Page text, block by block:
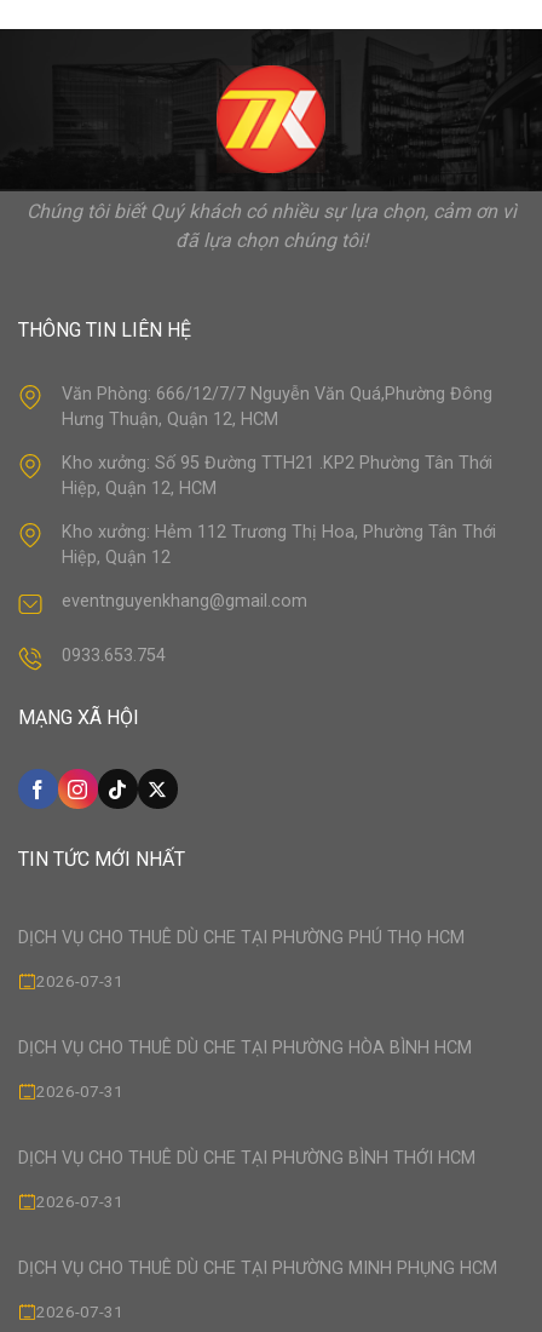
Chúng tôi biết Quý khách có nhiều sự lựa chọn, cảm ơn vì
đã lựa chọn chúng tôi!
THÔNG TIN LIÊN HỆ
Văn Phòng: 666/12/7/7 Nguyễn Văn Quá,Phường Đông
Hưng Thuận, Quận 12, HCM
Kho xưởng: Số 95 Đường TTH21 .KP2 Phường Tân Thới
Hiệp, Quận 12, HCM
Kho xưởng: Hẻm 112 Trương Thị Hoa, Phường Tân Thới
Hiệp, Quận 12
eventnguyenkhang@gmail.com
0933.653.754
MẠNG XÃ HỘI
TIN TỨC MỚI NHẤT
DỊCH VỤ CHO THUÊ DÙ CHE TẠI PHƯỜNG PHÚ THỌ HCM
2026-07-31
DỊCH VỤ CHO THUÊ DÙ CHE TẠI PHƯỜNG HÒA BÌNH HCM
2026-07-31
DỊCH VỤ CHO THUÊ DÙ CHE TẠI PHƯỜNG BÌNH THỚI HCM
2026-07-31
DỊCH VỤ CHO THUÊ DÙ CHE TẠI PHƯỜNG MINH PHỤNG HCM
2026-07-31